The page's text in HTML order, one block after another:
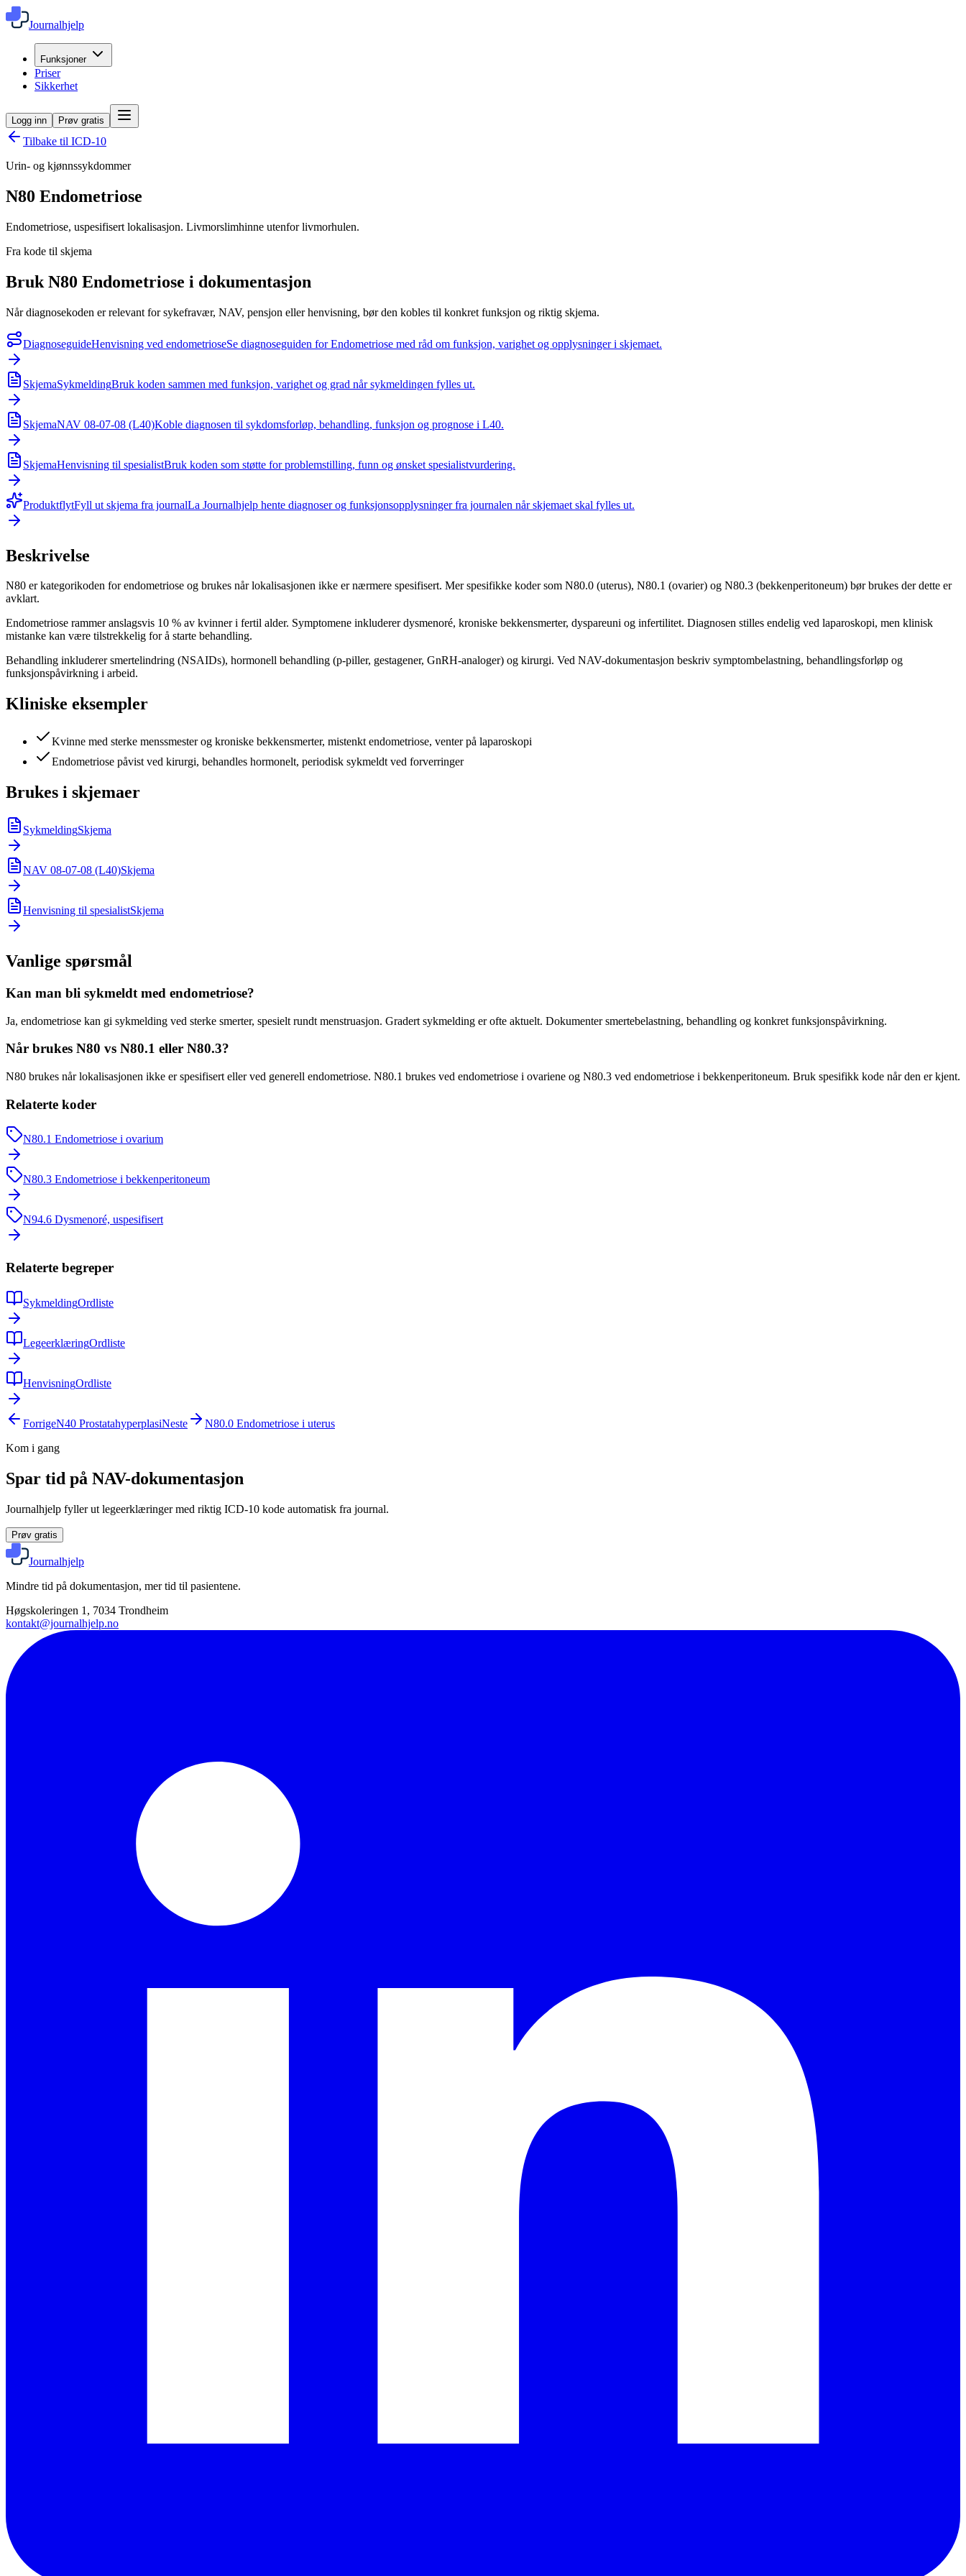
Journalhjelp
Funksjoner
Priser
Sikkerhet
Logg inn Prøv gratis
Tilbake til ICD-10
Urin- og kjønnssykdommer
N80 Endometriose
Endometriose, uspesifisert lokalisasjon. Livmorslimhinne utenfor livmorhulen.
Fra kode til skjema
Bruk N80 Endometriose i dokumentasjon
Når diagnosekoden er relevant for sykefravær, NAV, pensjon eller henvisning, bør den kobles til konkret funksjon og riktig skjema.
DiagnoseguideHenvisning ved endometrioseSe diagnoseguiden for Endometriose med råd om funksjon, varighet og opplysninger i skjemaet.
SkjemaSykmeldingBruk koden sammen med funksjon, varighet og grad når sykmeldingen fylles ut.
SkjemaNAV 08-07-08 (L40)Koble diagnosen til sykdomsforløp, behandling, funksjon og prognose i L40.
SkjemaHenvisning til spesialistBruk koden som støtte for problemstilling, funn og ønsket spesialistvurdering.
ProduktflytFyll ut skjema fra journalLa Journalhjelp hente diagnoser og funksjonsopplysninger fra journalen når skjemaet skal fylles ut.
Beskrivelse
N80 er kategorikoden for endometriose og brukes når lokalisasjonen ikke er nærmere spesifisert. Mer spesifikke koder som N80.0 (uterus), N80.1 (ovarier) og N80.3 (bekkenperitoneum) bør brukes der dette er
avklart.
Endometriose rammer anslagsvis 10 % av kvinner i fertil alder. Symptomene inkluderer dysmenoré, kroniske bekkensmerter, dyspareuni og infertilitet. Diagnosen stilles endelig ved laparoskopi, men klinisk
mistanke kan være tilstrekkelig for å starte behandling.
Behandling inkluderer smertelindring (NSAIDs), hormonell behandling (p-piller, gestagener, GnRH-analoger) og kirurgi. Ved NAV-dokumentasjon beskriv symptombelastning, behandlingsforløp og
funksjonspåvirkning i arbeid.
Kliniske eksempler
Kvinne med sterke menssmester og kroniske bekkensmerter, mistenkt endometriose, venter på laparoskopi
Endometriose påvist ved kirurgi, behandles hormonelt, periodisk sykmeldt ved forverringer
Brukes i skjemaer
SykmeldingSkjema
NAV 08-07-08 (L40)Skjema
Henvisning til spesialistSkjema
Vanlige spørsmål
Kan man bli sykmeldt med endometriose?
Ja, endometriose kan gi sykmelding ved sterke smerter, spesielt rundt menstruasjon. Gradert sykmelding er ofte aktuelt. Dokumenter smertebelastning, behandling og konkret funksjonspåvirkning.
Når brukes N80 vs N80.1 eller N80.3?
N80 brukes når lokalisasjonen ikke er spesifisert eller ved generell endometriose. N80.1 brukes ved endometriose i ovariene og N80.3 ved endometriose i bekkenperitoneum. Bruk spesifikk kode når den er kjent.
Relaterte koder
N80.1 Endometriose i ovarium
N80.3 Endometriose i bekkenperitoneum
N94.6 Dysmenoré, uspesifisert
Relaterte begreper
SykmeldingOrdliste
LegeerklæringOrdliste
HenvisningOrdliste
ForrigeN40 ProstatahyperplasiNeste N80.0 Endometriose i uterus
Kom i gang
Spar tid på NAV-dokumentasjon
Journalhjelp fyller ut legeerklæringer med riktig ICD-10 kode automatisk fra journal.
Prøv gratis
Journalhjelp
Mindre tid på dokumentasjon, mer tid til pasientene.
Høgskoleringen 1, 7034 Trondheim
kontakt@journalhjelp.no